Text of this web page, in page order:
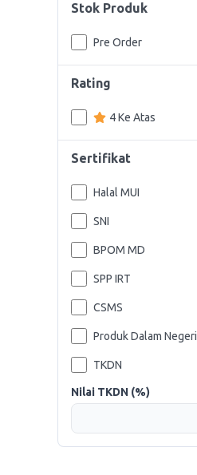
Stok Produk
Pre Order
Rating
4 Ke Atas
Sertifikat
Halal MUI
SNI
BPOM MD
SPP IRT
CSMS
Produk Dalam Negeri
TKDN
Nilai TKDN (%)